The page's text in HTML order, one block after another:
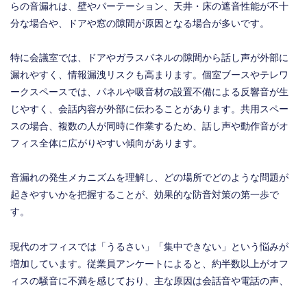
らの音漏れは、壁やパーテーション、天井・床の遮音性能が不十
分な場合や、ドアや窓の隙間が原因となる場合が多いです。
特に会議室では、ドアやガラスパネルの隙間から話し声が外部に
漏れやすく、情報漏洩リスクも高まります。個室ブースやテレワ
ークスペースでは、パネルや吸音材の設置不備による反響音が生
じやすく、会話内容が外部に伝わることがあります。共用スペー
スの場合、複数の人が同時に作業するため、話し声や動作音がオ
フィス全体に広がりやすい傾向があります。
音漏れの発生メカニズムを理解し、どの場所でどのような問題が
起きやすいかを把握することが、効果的な防音対策の第一歩で
す。
現代のオフィスでは「うるさい」「集中できない」という悩みが
増加しています。従業員アンケートによると、約半数以上がオフ
ィスの騒音に不満を感じており、主な原因は会話音や電話の声、